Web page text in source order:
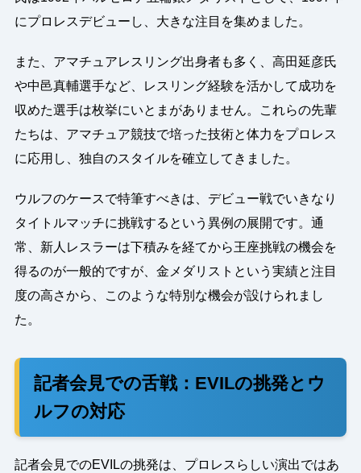
にプロレスデビューし、大きな注目を集めました。
また、アマチュアレスリング出身者も多く、高田延彦氏
や中邑真輔選手など、レスリング経験を活かして成功を
収めた選手は枚挙にいとまがありません。これらの先輩
たちは、アマチュア競技で培った技術と体力をプロレス
に応用し、独自のスタイルを確立してきました。
ウルフのケースで特筆すべきは、デビュー戦でいきなり
タイトルマッチに挑戦するという異例の展開です。通
常、新人レスラーは下積みを経てから王座挑戦の機会を
得るのが一般的ですが、金メダリストという実績と注目
度の高さから、このような特別な機会が設けられまし
た。
記者会見での舌戦：EVILの挑発とウ
ルフの対応
記者会見でのEVILの挑発は、プロレスらしい演出ではあ